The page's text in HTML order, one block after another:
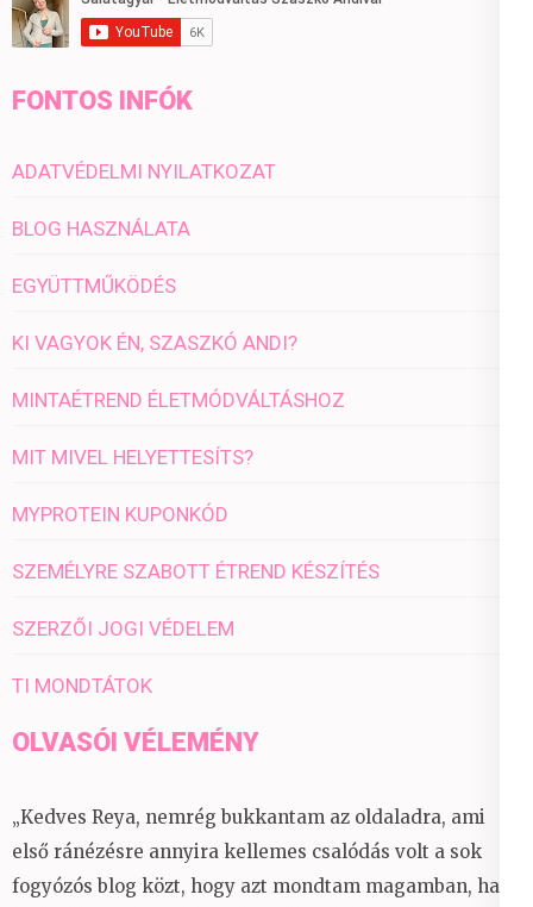
FONTOS INFÓK
ADATVÉDELMI NYILATKOZAT
BLOG HASZNÁLATA
EGYÜTTMŰKÖDÉS
KI VAGYOK ÉN, SZASZKÓ ANDI?
MINTAÉTREND ÉLETMÓDVÁLTÁSHOZ
MIT MIVEL HELYETTESÍTS?
MYPROTEIN KUPONKÓD
SZEMÉLYRE SZABOTT ÉTREND KÉSZÍTÉS
SZERZŐI JOGI VÉDELEM
TI MONDTÁTOK
OLVASÓI VÉLEMÉNY
„Kedves Reya, nemrég bukkantam az oldaladra, ami
első ránézésre annyira kellemes csalódás volt a sok
fogyózós blog közt, hogy azt mondtam magamban, ha